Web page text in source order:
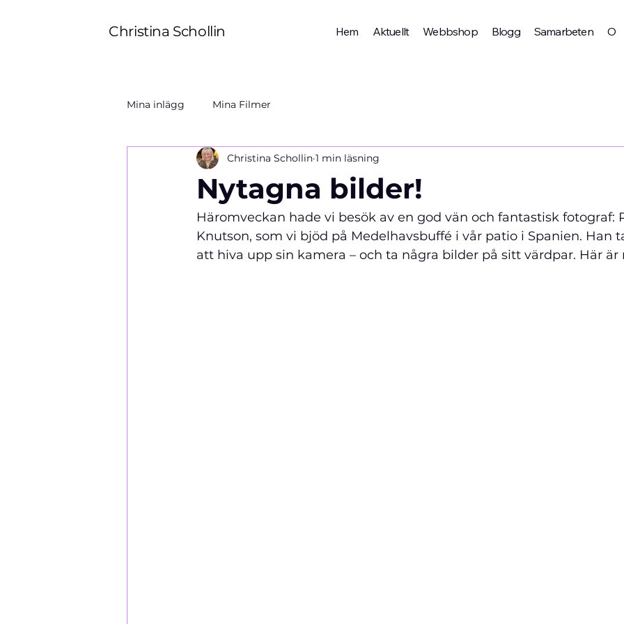
Christina Schollin Hem Aktuellt Webbshop Blogg Samarbeten
Mina inlägg Mina Filmer
Nytagna bilder!
Christina Schollin 1 min läsning
Häromveckan hade vi besök av en god vän och fantastisk fotograf:
Knutson, som vi bjöd på Medelhavsbuffé i vår patio i Spanien. Han
att hiva upp sin kamera – och ta några bilder på sitt värdpar. Här